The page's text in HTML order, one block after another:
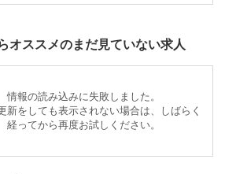
オススメのまだ見ていない求人
情報の読み込みに失敗しました。
新をしても表示されない場合は、しばらく
経ってから再度お試しください。